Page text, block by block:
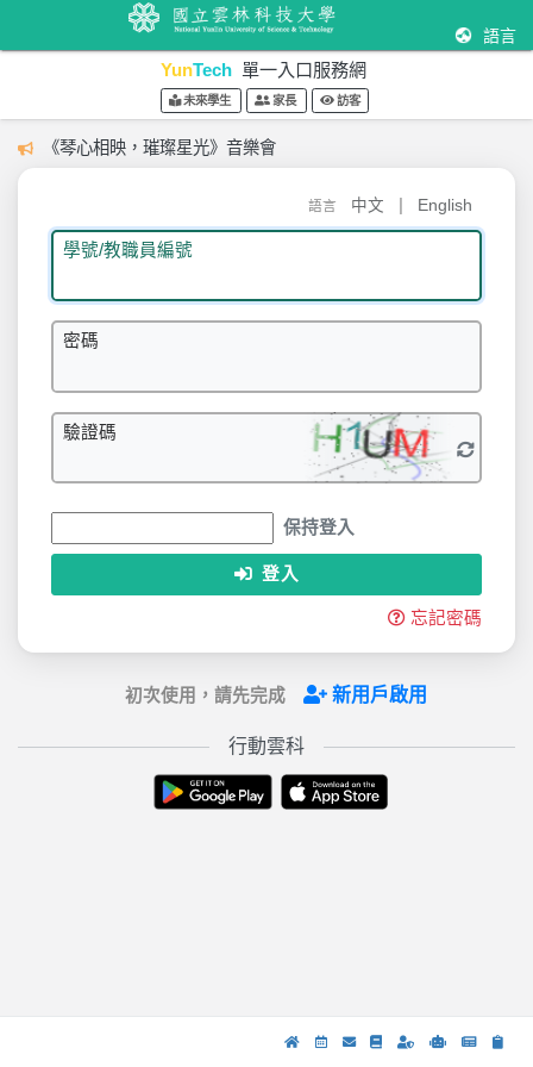
語言
YunTech 單一入口服務網
未來學生 家長 訪客
《琴心相映，璀璨星光》音樂會
語言 中文 English
學號/教職員編號
密碼
驗證碼
保持登入
登入
忘記密碼
初次使用，請先完成 新用戶啟用
行動雲科